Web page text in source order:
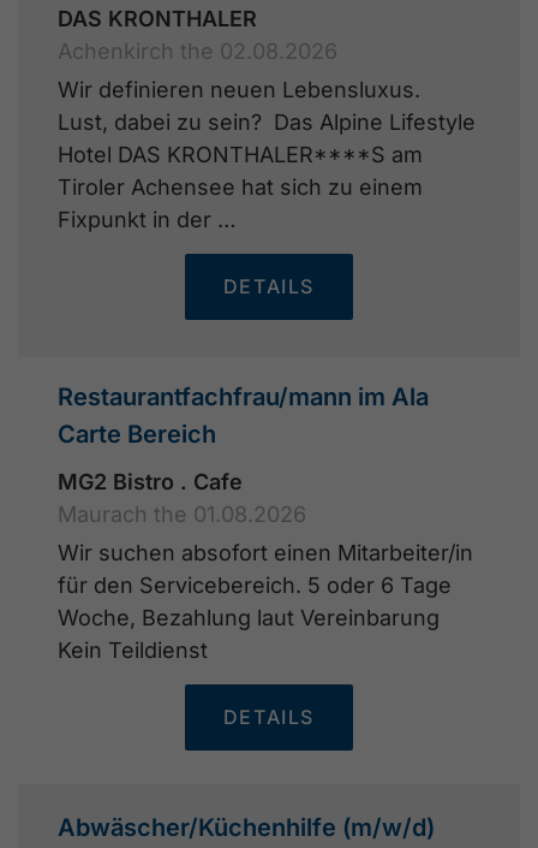
DAS KRONTHALER
Achenkirch the 02.08.2026
Wir definieren neuen Lebensluxus.
Lust, dabei zu sein? Das Alpine Lifestyle
Hotel DAS KRONTHALER****S am
Tiroler Achensee hat sich zu einem
Fixpunkt in der …
DETAILS
Restaurantfachfrau/mann im Ala
Carte Bereich
MG2 Bistro . Cafe
Maurach the 01.08.2026
Wir suchen absofort einen Mitarbeiter/in
für den Servicebereich. 5 oder 6 Tage
Woche, Bezahlung laut Vereinbarung
Kein Teildienst
DETAILS
Abwäscher/Küchenhilfe (m/w/d)